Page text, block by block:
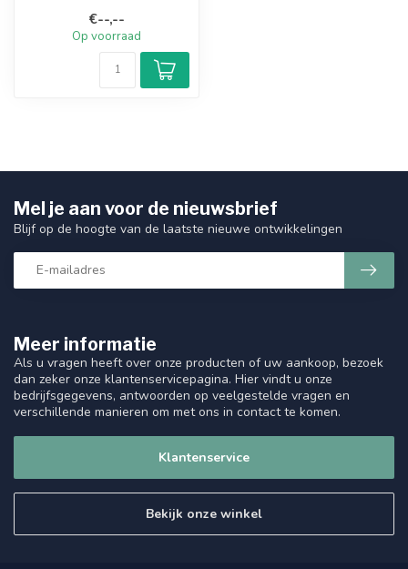
€--,--
Op voorraad
Meer informatie
Als u vragen heeft over onze producten of uw aankoop, bezoek
dan zeker onze klantenservicepagina. Hier vindt u onze
bedrijfsgegevens, antwoorden op veelgestelde vragen en
verschillende manieren om met ons in contact te komen.
Klantenservice
Bekijk onze winkel
Mel je aan voor de nieuwsbrief
Blijf op de hoogte van de laatste nieuwe ontwikkelingen